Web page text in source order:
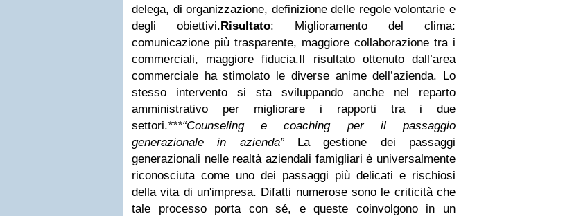
delega, di organizzazione, definizione delle regole volontarie e
degli obiettivi.Risultato: Miglioramento del clima:
comunicazione più trasparente, maggiore collaborazione tra i
commerciali, maggiore fiducia.Il risultato ottenuto dall’area
commerciale ha stimolato le diverse anime dell’azienda. Lo
stesso intervento si sta sviluppando anche nel reparto
amministrativo per migliorare i rapporti tra i due
settori.***“Counseling e coaching per il passaggio
generazionale in azienda” La gestione dei passaggi
generazionali nelle realtà aziendali famigliari è universalmente
riconosciuta come uno dei passaggi più delicati e rischiosi
della vita di un'impresa. Difatti numerose sono le criticità che
tale processo porta con sé, e queste coinvolgono in un